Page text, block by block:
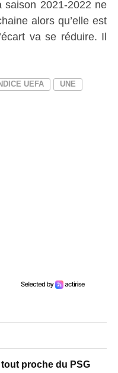
saison 2021-2022 ne
alors qu’elle est
va se réduire. Il
UEFA UNE
proche du PSG